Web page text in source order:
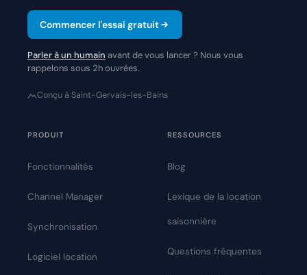
Commencer l'essai gratuit
Parler à un humain avant de vous lancer ? Nous vous
rappelons sous 2h ouvrées.
Conçu à Saint-Gervais-les-Bains
PRODUIT
Fonctionnalités
Channel Manager
Synchronisation
Logiciel location
RESSOURCES
Blog
Lexique de la location
saisonnière
Questions fréquentes